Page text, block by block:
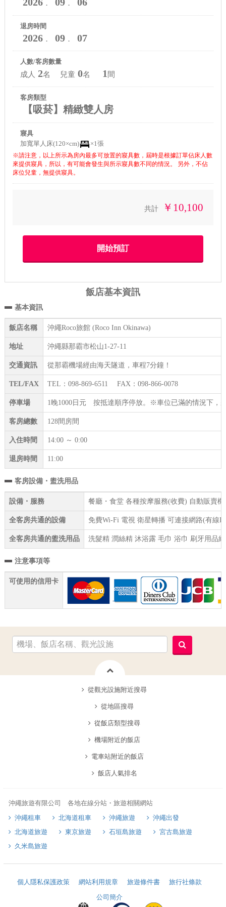
． ．
退房時間
2026． 09． 07
人數/客房數量
成人 2名 兒童 0名 1 間
客房類型
【吸菸】精緻雙人房
寢具
加寬單人床(120×cm)
×1張
※請注意，以上所示為房內最多可放置的寢具數，屆時是根據訂單佔床人數
來提供寢具，所以，有可能會發生與所示寢具數不同的情況。 另外，不佔
床位兒童，無提供寢具。
共計 ￥10,100
飯店基本資訊
基本資訊
飯店名稱 沖繩Roco旅館 (Roco Inn Okinawa)
地址 沖繩縣那霸市松山1-27-11
交通資訊 從那霸機場經由海天隧道，車程7分鐘！
TEL/FAX TEL：098-869-6511 FAX：098-866-0078
停車場 1晚1000日元 按抵達順序停放。※車位已滿的情況下，
客房總數 128間房間
入住時間 14:00 ～ 0:00
退房時間 11:00
客房設備・盥洗用品
設備・服務 餐廳・食堂 各種按摩服務(收費) 自動販賣
全客房共通的設備 免費Wi-Fi 電視 衛星轉播 可連接網路(有線
全客房共通的盥洗用品 洗髮精 潤絲精 沐浴露 毛巾 浴巾 刷牙用品
注意事項等
可使用的信用卡
從觀光設施附近搜尋
從地區搜尋
從飯店類型搜尋
機場附近的飯店
電車站附近的飯店
飯店人氣排名
沖繩旅遊有限公司 各地在線分站・旅遊相關網站
沖繩租車
北海道租車 沖繩旅遊
沖繩出發
北海道旅遊
東京旅遊 石垣島旅遊
宮古島旅遊
久米島旅遊
個人隱私保護政策 網站利用規章 旅遊條件書
旅行社條款
公司簡介